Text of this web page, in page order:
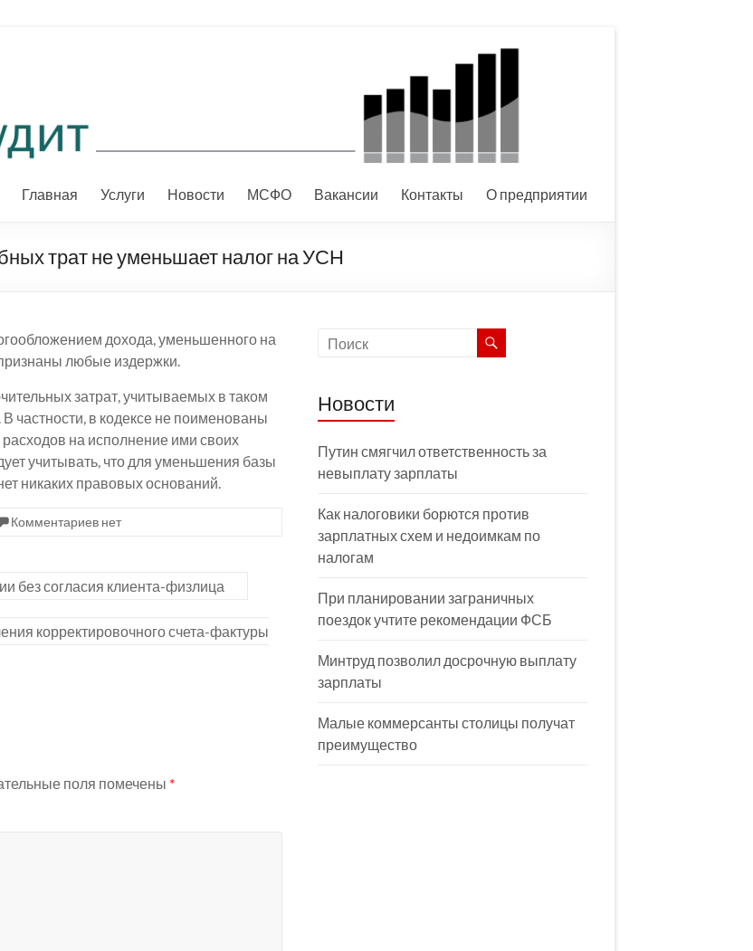
Главная Услуги Новости МСФО Вакансии Контакты О предприятии
трат не уменьшает налог на УСН
дохода, уменьшенного на
любые издержки.
затрат, учитываемых в таком
В частности, в кодексе не поименованы
на исполнение ими своих
учитывать, что для уменьшения базы
никаких правовых оснований.
Комментариев нет
без согласия клиента-физлица
корректировочного счета-фактуры
поля помечены *
Новости
Путин смягчил ответственность за
невыплату зарплаты
Как налоговики борются против
зарплатных схем и недоимкам по
налогам
При планировании заграничных
поездок учтите рекомендации ФСБ
Минтруд позволил досрочную выплату
зарплаты
Малые коммерсанты столицы получат
преимущество